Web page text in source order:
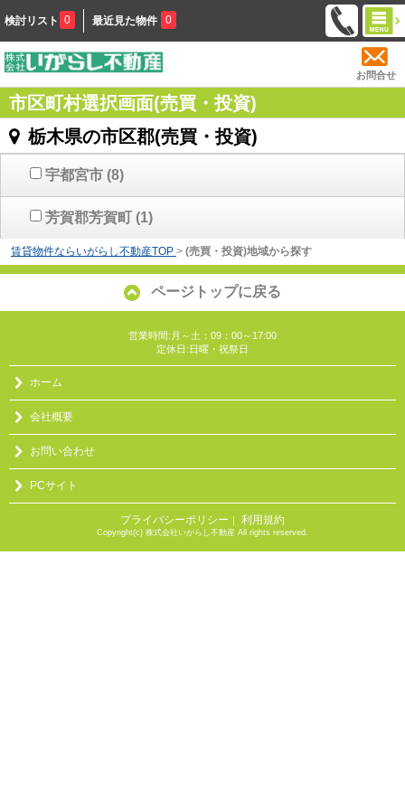
検討リスト 0 最近見た物件 0
お問合せ
市区町村選択画面(売買・投資)
栃木県の市区郡(売買・投資)
宇都宮市 (8)
芳賀郡芳賀町 (1)
賃貸物件ならいがらし不動産TOP > (売買・投資)地域から探す
ページトップに戻る
営業時間:月～土：09：00～17:00
定休日:日曜・祝祭日
ホーム
会社概要
お問い合わせ
PCサイト
プライバシーポリシー ｜ 利用規約
Copyright(c) 株式会社いがらし不動産 All rights reserved.